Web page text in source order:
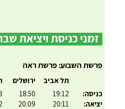
פרשת השבוע: פרשת ראה
כניסה:
יציאה:
תל אביב
19:12
20:11
ירושלים
18:50
20:09